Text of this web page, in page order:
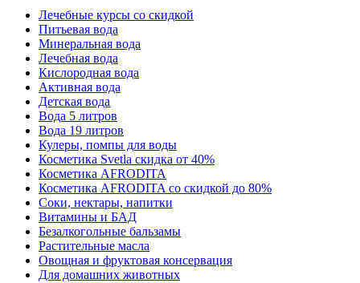
Лечебные курсы со скидкой
Питьевая вода
Минеральная вода
Лечебная вода
Кислородная вода
Активная вода
Детская вода
Вода 5 литров
Вода 19 литров
Кулеры, помпы для воды
Косметика Svetla скидка от 40%
Косметика AFRODITA
Косметика AFRODITA со скидкой до 80%
Соки, нектары, напитки
Витамины и БАД
Безалкогольные бальзамы
Растительные масла
Овощная и фруктовая консервация
Для домашних животных